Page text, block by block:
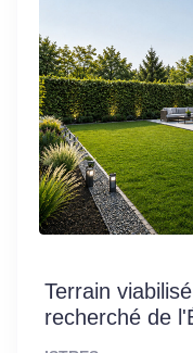
Terrain
recherché de